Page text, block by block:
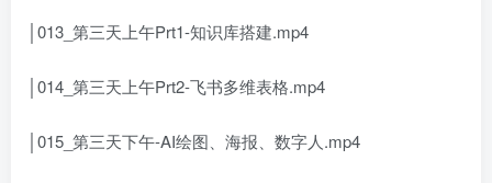
│013_第三天上午Prt1-知识库搭建.mp4
│014_第三天上午Prt2-飞书多维表格.mp4
│015_第三天下午-AI绘图、海报、数字人.mp4